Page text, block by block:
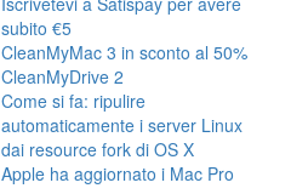
subito €5
CleanMyMac 3 in sconto al 50%
CleanMyDrive 2
Come si fa: ripulire
automaticamente i server Linux
dai resource fork di OS X
Apple ha aggiornato i Mac Pro